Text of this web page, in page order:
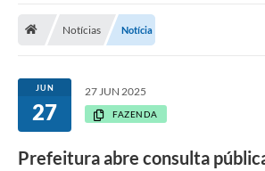
Notícias Notícia
JUN
27
27 JUN 2025
FAZENDA
Prefeitura abre consulta